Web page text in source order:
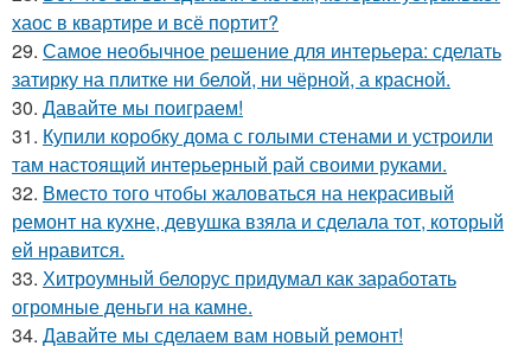
хаос в квартире и всё портит?
29. Самое необычное решение для интерьера: сделать
затирку на плитке ни белой, ни чёрной, а красной.
30. Давайте мы поиграем!
31. Купили коробку дома с голыми стенами и устроили
там настоящий интерьерный рай своими руками.
32. Вместо того чтобы жаловаться на некрасивый
ремонт на кухне, девушка взяла и сделала тот, который
ей нравится.
33. Хитроумный белорус придумал как заработать
огромные деньги на камне.
34. Давайте мы сделаем вам новый ремонт!